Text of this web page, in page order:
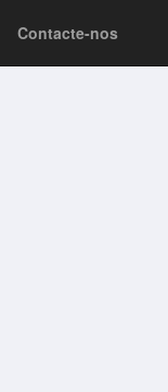
Contacte-nos